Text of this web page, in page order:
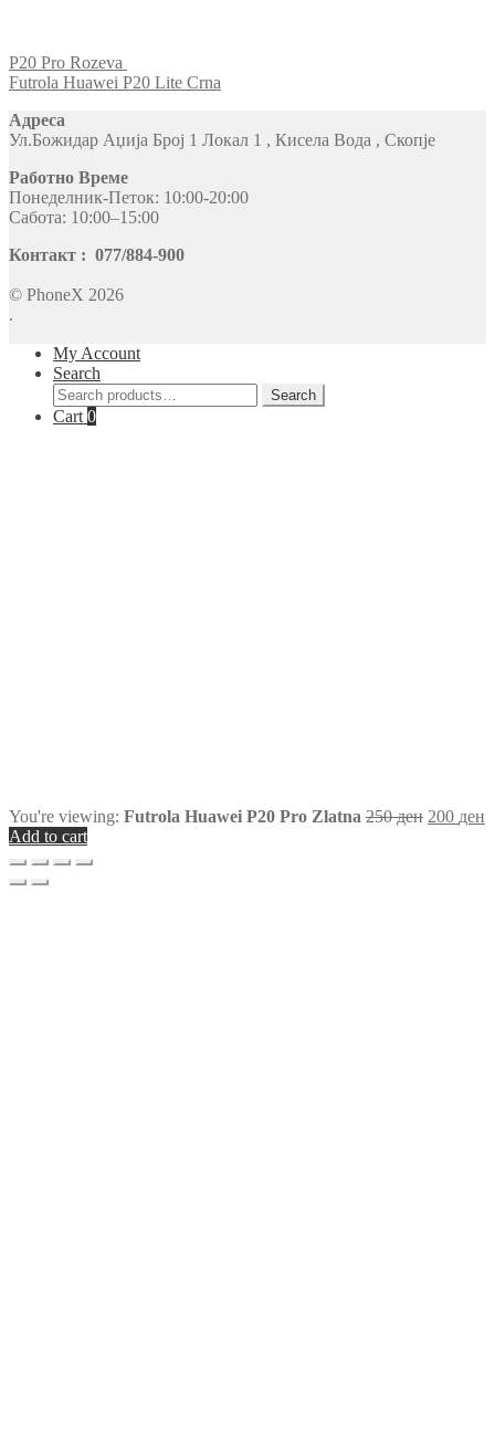
P20 Pro Rozeva
Futrola Huawei P20 Lite Crna
Адреса
Ул.Божидар Аџија Број 1 Локал 1 , Кисела Вода , Скопје
Работно Време
Понеделник-Петок: 10:00-20:00
Сабота: 10:00–15:00
Контакт : 077/884-900
© PhoneX 2026
.
My Account
Search
Search
for:
Search
Cart 0
You're viewing: Futrola Huawei P20 Pro Zlatna 250ден 200 ден
Add to cart